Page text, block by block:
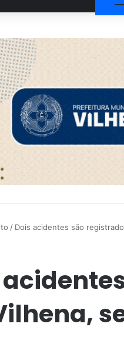
/ Dois acidentes são